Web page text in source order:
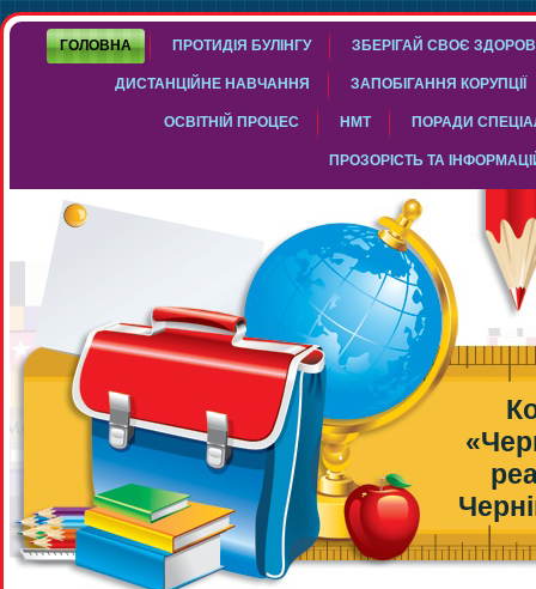
ГОЛОВНА ПРОТИДІЯ БУЛІНГУ ЗБЕРІГАЙ СВОЄ
ДИСТАНЦІЙНЕ НАВЧАННЯ ЗАПОБІГАННЯ КОРУПЦІЇ
ОСВІТНІЙ ПРОЦЕС НМТ ПОРАДИ
ПРОЗОРІСТЬ ТА